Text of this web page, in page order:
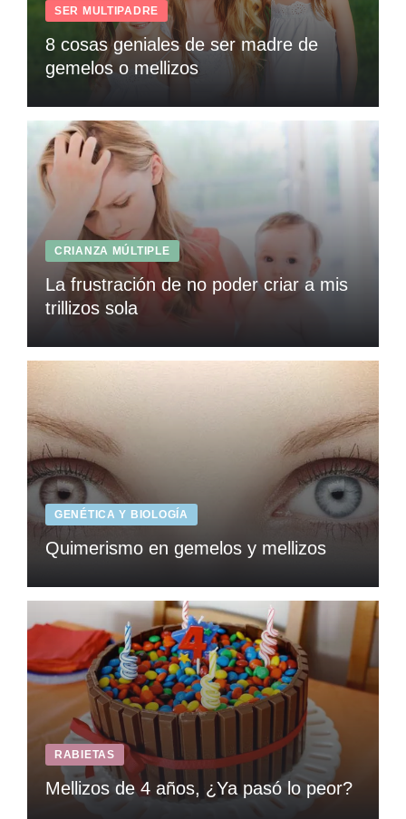
SER MULTIPADRE
8 cosas geniales de ser madre de
gemelos o mellizos
CRIANZA MÚLTIPLE
La frustración de no poder criar a mis
trillizos sola
GENÉTICA Y BIOLOGÍA
Quimerismo en gemelos y mellizos
RABIETAS
Mellizos de 4 años, ¿Ya pasó lo peor?